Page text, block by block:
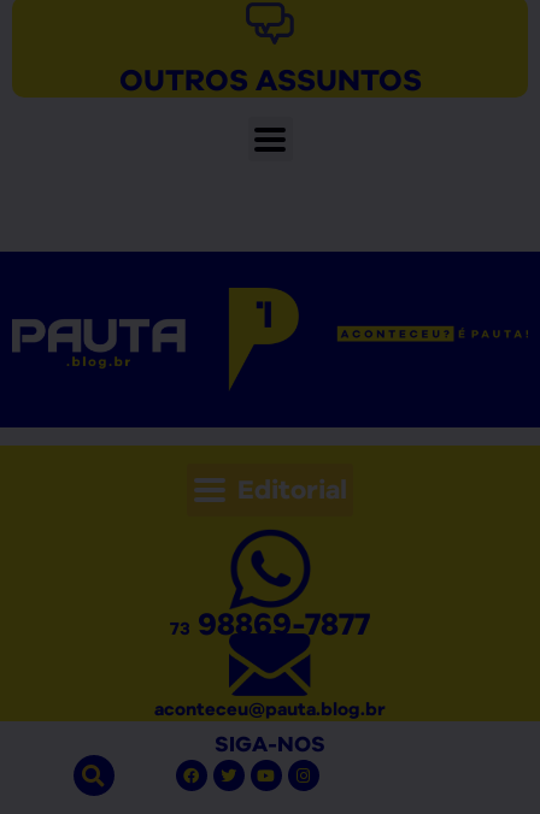
OUTROS ASSUNTOS
Editorial
73 98869-7877
aconteceu@pauta.blog.br
SIGA-NOS